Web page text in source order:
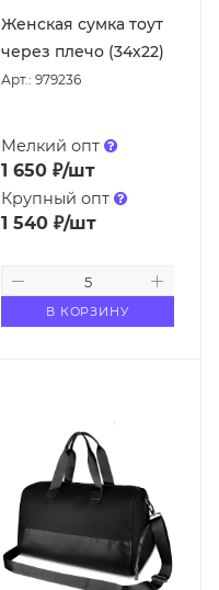
Женская сумка тоут
через плечо (34х22)
Арт.: 979236
Мелкий опт
1 650₽/шт
Крупный опт
1 540₽/шт
В КОРЗИНУ